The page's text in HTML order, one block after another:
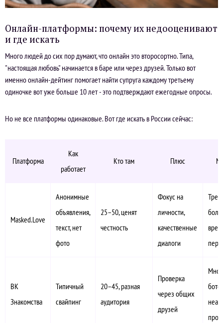
Онлайн-платформы: почему их недооценивают
и где искать
Много людей до сих пор думают, что онлайн это второсортно. Типа,
"настоящая любовь" начинается в баре или через друзей. Только вот
именно онлайн-дейтинг помогает найти супруга каждому третьему
одиночке вот уже больше 10 лет - это подтверждают ежегодные опросы.
Но не все платформы одинаковые. Вот где искать в России сейчас:
Платформа
Как
работает
Кто там Плюс
Masked.Love
Анонимные
объявления,
текст, нет
фото
25–50, ценят
честность
Фокус на
личности,
качественные
диалоги
ВК
Знакомства
Типичный
свайпинг
20–45, разная
аудитория
Проверка
через общих
друзей